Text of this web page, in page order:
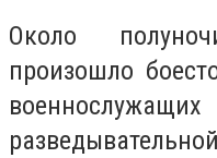
Около
произошло